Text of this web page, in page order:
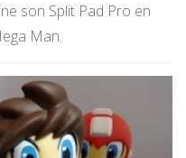
son Split Pad Pro en
Man.